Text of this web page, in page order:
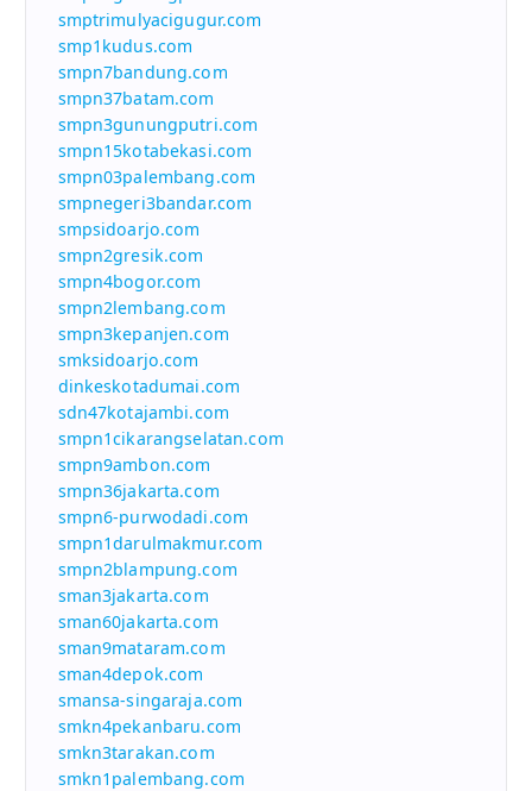
smptrimulyacigugur.com
smp1kudus.com
smpn7bandung.com
smpn37batam.com
smpn3gunungputri.com
smpn15kotabekasi.com
smpn03palembang.com
smpnegeri3bandar.com
smpsidoarjo.com
smpn2gresik.com
smpn4bogor.com
smpn2lembang.com
smpn3kepanjen.com
smksidoarjo.com
dinkeskotadumai.com
sdn47kotajambi.com
smpn1cikarangselatan.com
smpn9ambon.com
smpn36jakarta.com
smpn6-purwodadi.com
smpn1darulmakmur.com
smpn2blampung.com
sman3jakarta.com
sman60jakarta.com
sman9mataram.com
sman4depok.com
smansa-singaraja.com
smkn4pekanbaru.com
smkn3tarakan.com
smkn1palembang.com